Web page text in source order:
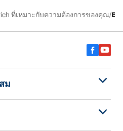
ที่เหมาะกับความต้องการของคุณ
ม